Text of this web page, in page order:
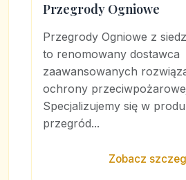
Przegrody Ogniowe
Przegrody Ogniowe z
to renomowany dostawca
zaawansowanych
ochrony
Specjalizujemy się w
przegród...
Zobacz